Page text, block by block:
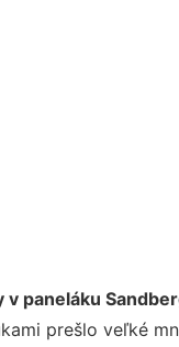
v paneláku
prešlo veľké